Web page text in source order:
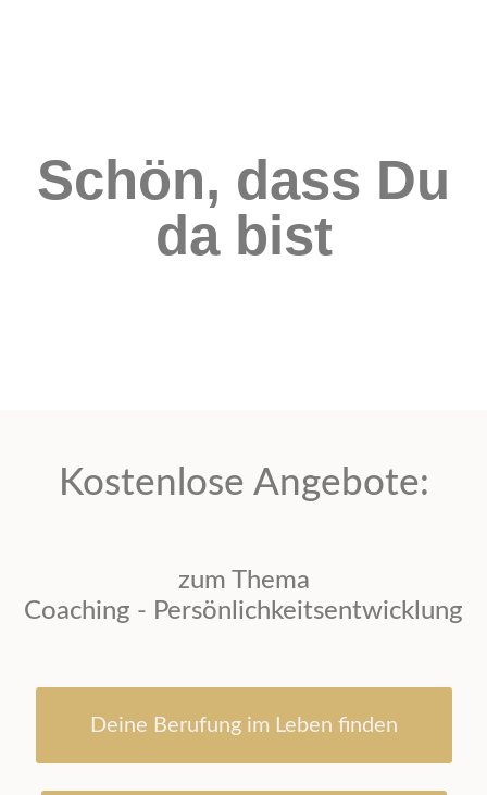
Schön, dass Du
da bist
Kostenlose Angebote:
zum Thema
Coaching - Persönlichkeitsentwicklung
Deine Berufung im Leben finden